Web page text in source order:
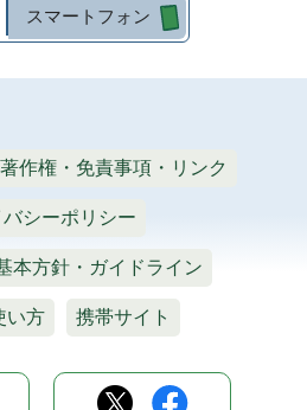
スマートフォン
著作権・免責事項・リンク
シーポリシー
本方針・ガイドライン
い方 携帯サイト